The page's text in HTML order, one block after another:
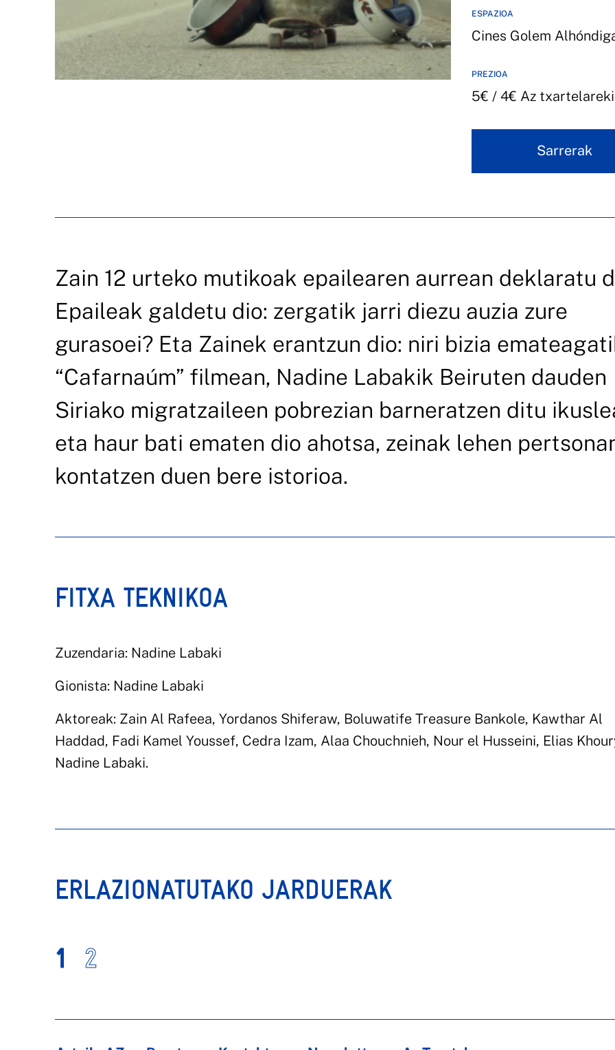
ESPAZIOA
Cines Golem
PREZIOA
5€ / 4€ Az
Sarrerak
Zain 12 urteko mutikoak epailearen aurrean deklaratu
Epaileak galdetu dio: zergatik jarri diezu auzia zure
gurasoei? Eta Zainek erantzun dio: niri bizia
“Cafarnaúm” filmean, Nadine Labakik Beiruten dauden
Siriako migratzaileen pobrezian barneratzen ditu
eta haur bati ematen dio ahotsa, zeinak lehen
kontatzen duen bere istorioa.
FITXA TEKNIKOA
Zuzendaria: Nadine Labaki
Gionista: Nadine Labaki
Aktoreak: Zain Al Rafeea, Yordanos Shiferaw, Boluwatife Treasure Bankole, Kawthar Al
Haddad, Fadi Kamel Youssef, Cedra Izam, Alaa Chouchnieh, Nour el Husseini, Elias
Nadine Labaki.
ERLAZIONATUTAKO JARDUERAK
1 2